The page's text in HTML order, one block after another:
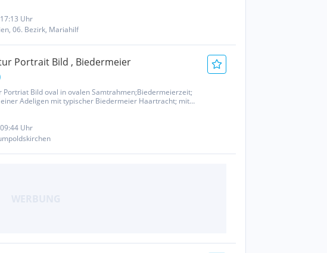
Uhr
06. Bezirk, Mariahilf
Portrait Bild , Biedermeier
Portriat Bild oval in ovalen Samtrahmen;Biedermeierzeit;
Adeligen mit typischer Biedermeier Haartracht; mit
Uhr